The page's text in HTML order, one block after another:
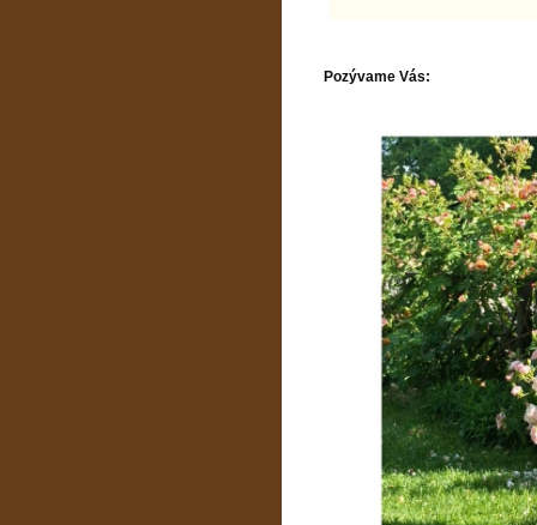
Pozývame Vás: